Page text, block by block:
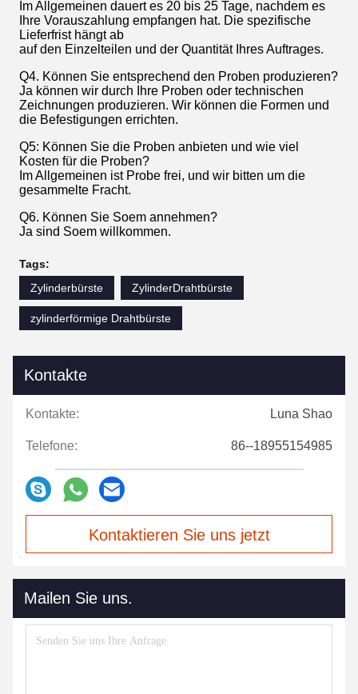
Im Allgemeinen dauert es 20 bis 25 Tage, nachdem es
Ihre Vorauszahlung empfangen hat. Die spezifische
Lieferfrist hängt ab
auf den Einzelteilen und der Quantität Ihres Auftrages.
Q4. Können Sie entsprechend den Proben produzieren?
Ja können wir durch Ihre Proben oder technischen
Zeichnungen produzieren. Wir können die Formen und
die Befestigungen errichten.
Q5: Können Sie die Proben anbieten und wie viel
Kosten für die Proben?
Im Allgemeinen ist Probe frei, und wir bitten um die
gesammelte Fracht.
Q6. Können Sie Soem annehmen?
Ja sind Soem willkommen.
Tags:
Zylinderbürste
ZylinderDrahtbürste
zylinderförmige Drahtbürste
Kontakte
Kontakte: Luna Shao
Telefone: 86--18955154985
Kontaktieren Sie uns jetzt
Mailen Sie uns.